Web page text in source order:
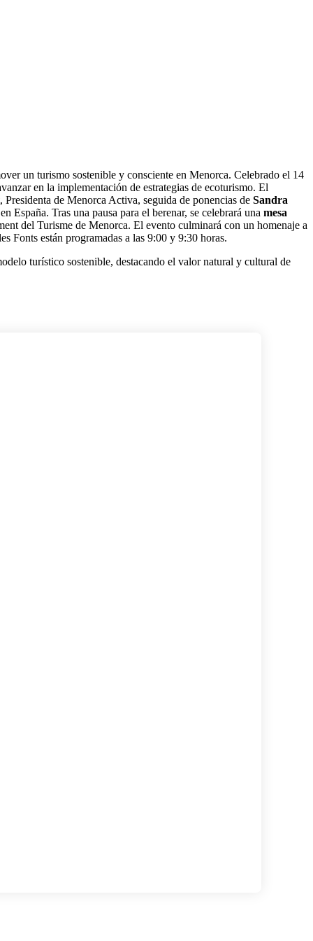
un turismo sostenible y consciente en Menorca. Celebrado el 14
en la implementación de estrategias de ecoturismo. El
, Presidenta de Menorca Activa, seguida de ponencias de Sandra
España. Tras una pausa para el berenar, se celebrará una mesa
del Turisme de Menorca. El evento culminará con un homenaje a
Fonts están programadas a las 9:00 y 9:30 horas.
turístico sostenible, destacando el valor natural y cultural de